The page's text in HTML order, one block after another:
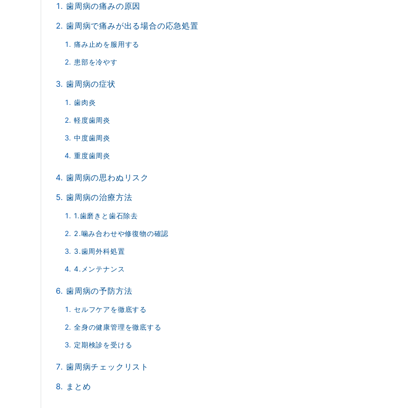
歯周病の痛みの原因
歯周病で痛みが出る場合の応急処置
痛み止めを服用する
患部を冷やす
歯周病の症状
歯肉炎
軽度歯周炎
中度歯周炎
重度歯周炎
歯周病の思わぬリスク
歯周病の治療方法
1.歯磨きと歯石除去
2.噛み合わせや修復物の確認
3.歯周外科処置
4.メンテナンス
歯周病の予防方法
セルフケアを徹底する
全身の健康管理を徹底する
定期検診を受ける
歯周病チェックリスト
まとめ